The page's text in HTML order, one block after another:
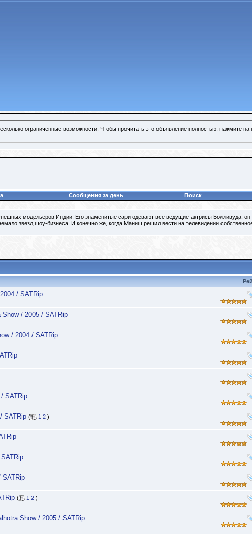
ограниченные возможности. Чтобы прочитать это объявление полностью, нажмите на
Сообщения за день Поиск
модельеров Индии. Его знаменитые сари одевают все ведущие актрисы Болливуда, он
звезд шоу-бизнеса. И конечно же, когда Маниш решил вести на телевидении
/ SATRip
/ 2005 / SATRip
/ 2004 / SATRip
SATRip
SATRip ( 1 2 )
( 1 2 )
Show / 2005 / SATRip